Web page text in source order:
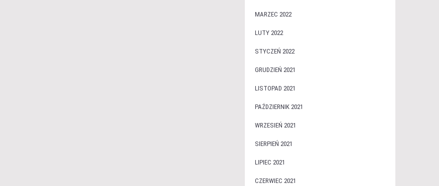
MARZEC 2022
LUTY 2022
STYCZEŃ 2022
GRUDZIEŃ 2021
LISTOPAD 2021
PAŹDZIERNIK 2021
WRZESIEŃ 2021
SIERPIEŃ 2021
LIPIEC 2021
CZERWIEC 2021